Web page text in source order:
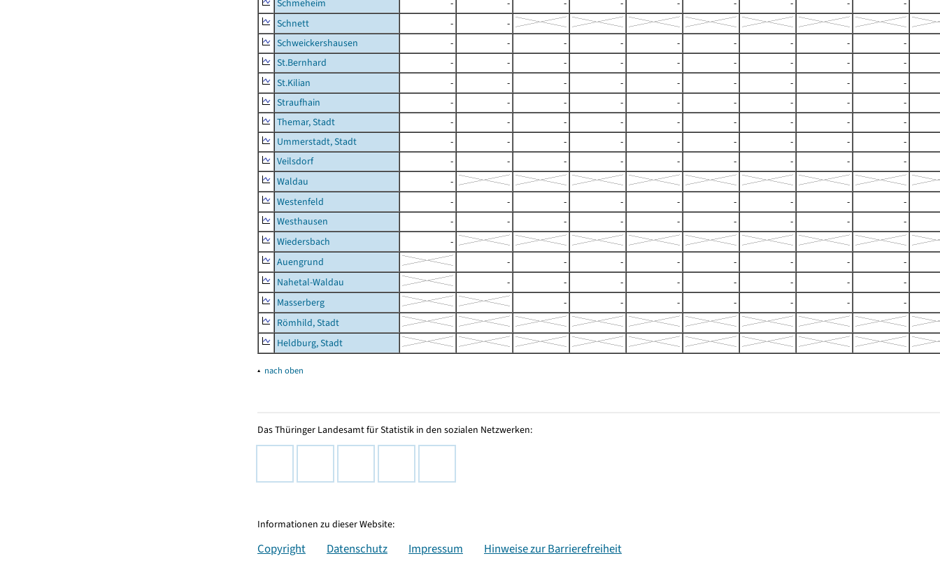
Schmeheim
- - - - - - - -
-
Schnett
-
-
Schweickershausen
- - - - - - - -
-
St.Bernhard
- - - - - - - -
-
St.Kilian
- - - - - - - -
-
Straufhain
- - - - - - - -
-
Themar, Stadt
- - - - - - - -
-
Ummerstadt, Stadt
- - - - - - - -
-
Veilsdorf
- - - - - - - -
-
Waldau
-
Westenfeld
- - - - - - - -
-
Westhausen
- - - - - - - -
-
Wiedersbach
-
Auengrund
- - - - - - -
-
Nahetal-Waldau
- - - - - - -
-
Masserberg
- - - - - -
-
Römhild, Stadt
Heldburg, Stadt
▴ nach oben
Das Thüringer Landesamt für Statistik in den sozialen Netzwerken:
Informationen zu dieser Website:
Copyright Datenschutz Impressum Hinweise zur Barrierefreiheit